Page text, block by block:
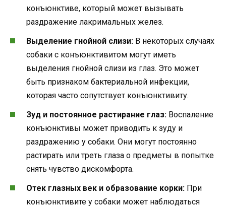
конъюнктиве, который может вызывать
раздражение лакримальных желез.
Выделение гнойной слизи: В некоторых случаях
собаки с конъюнктивитом могут иметь
выделения гнойной слизи из глаз. Это может
быть признаком бактериальной инфекции,
которая часто сопутствует конъюнктивиту.
Зуд и постоянное растирание глаз: Воспаление
конъюнктивы может приводить к зуду и
раздражению у собаки. Они могут постоянно
растирать или треть глаза о предметы в попытке
снять чувство дискомфорта.
Отек глазных век и образование корки: При
конъюнктивите у собаки может наблюдаться